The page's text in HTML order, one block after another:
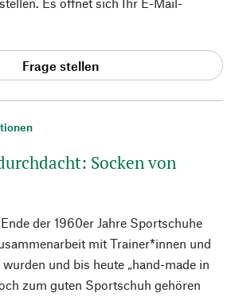
Socken von
der 1960er Jahre Sportschuhe
mit Trainer*innen und
und bis heute „hand-made in
zum guten Sportschuh gehören
Frage stellen